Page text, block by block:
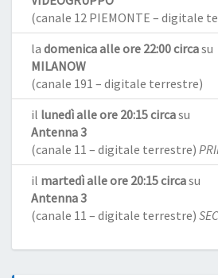
(canale 12 PIEMONTE – digitale
la domenica alle ore 22:00 circasu
MILANOW
(canale 191 – digitale terrestre)
il lunedì alle ore 20:15 circasu
Antenna 3
(canale 11 – digitale terrestre)
il martedì alle ore 20:15 circasu
Antenna 3
(canale 11 – digitale terrestre)